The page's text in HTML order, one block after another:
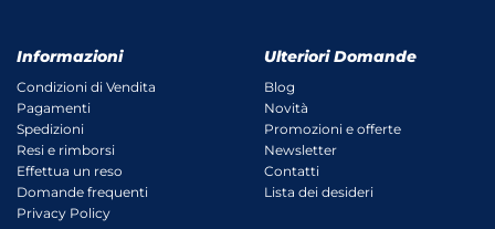
Informazioni
Condizioni di Vendita
Pagamenti
Spedizioni
Resi e rimborsi
Effettua un reso
Domande frequenti
Privacy Policy
Ulteriori Domande
Blog
Novità
Promozioni e offerte
Newsletter
Contatti
Lista dei desideri